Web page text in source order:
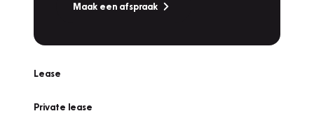
Maak een afspraak
Lease
Private lease